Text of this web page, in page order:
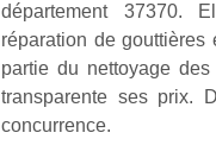
département 37370.
réparation de
partie du nettoyage
transparente ses prix.
concurrence.